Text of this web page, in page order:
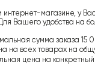
магазине, у
Вашего удобства на
сумма заказа 15
на всех товарах на
цена на конкретный